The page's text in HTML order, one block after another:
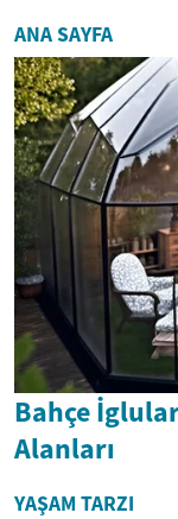
ANA SAYFA
Bahçe
Alanları
YAŞAM TARZI